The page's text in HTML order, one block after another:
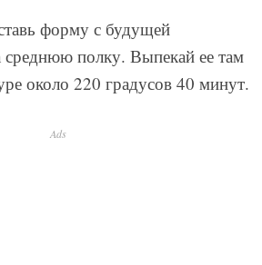
форму с будущей
среднюю полку. Выпекай ее там
около 220 градусов 40 минут.
Ads